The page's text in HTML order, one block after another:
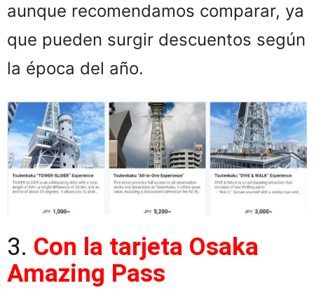
aunque recomendamos comparar, ya
que pueden surgir descuentos según
la época del año.
3. Con la tarjeta Osaka
Amazing Pass